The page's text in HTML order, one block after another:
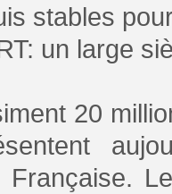
stables
un large
20
Française.